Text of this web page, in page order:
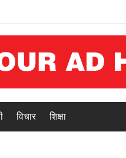
विचार शिक्षा